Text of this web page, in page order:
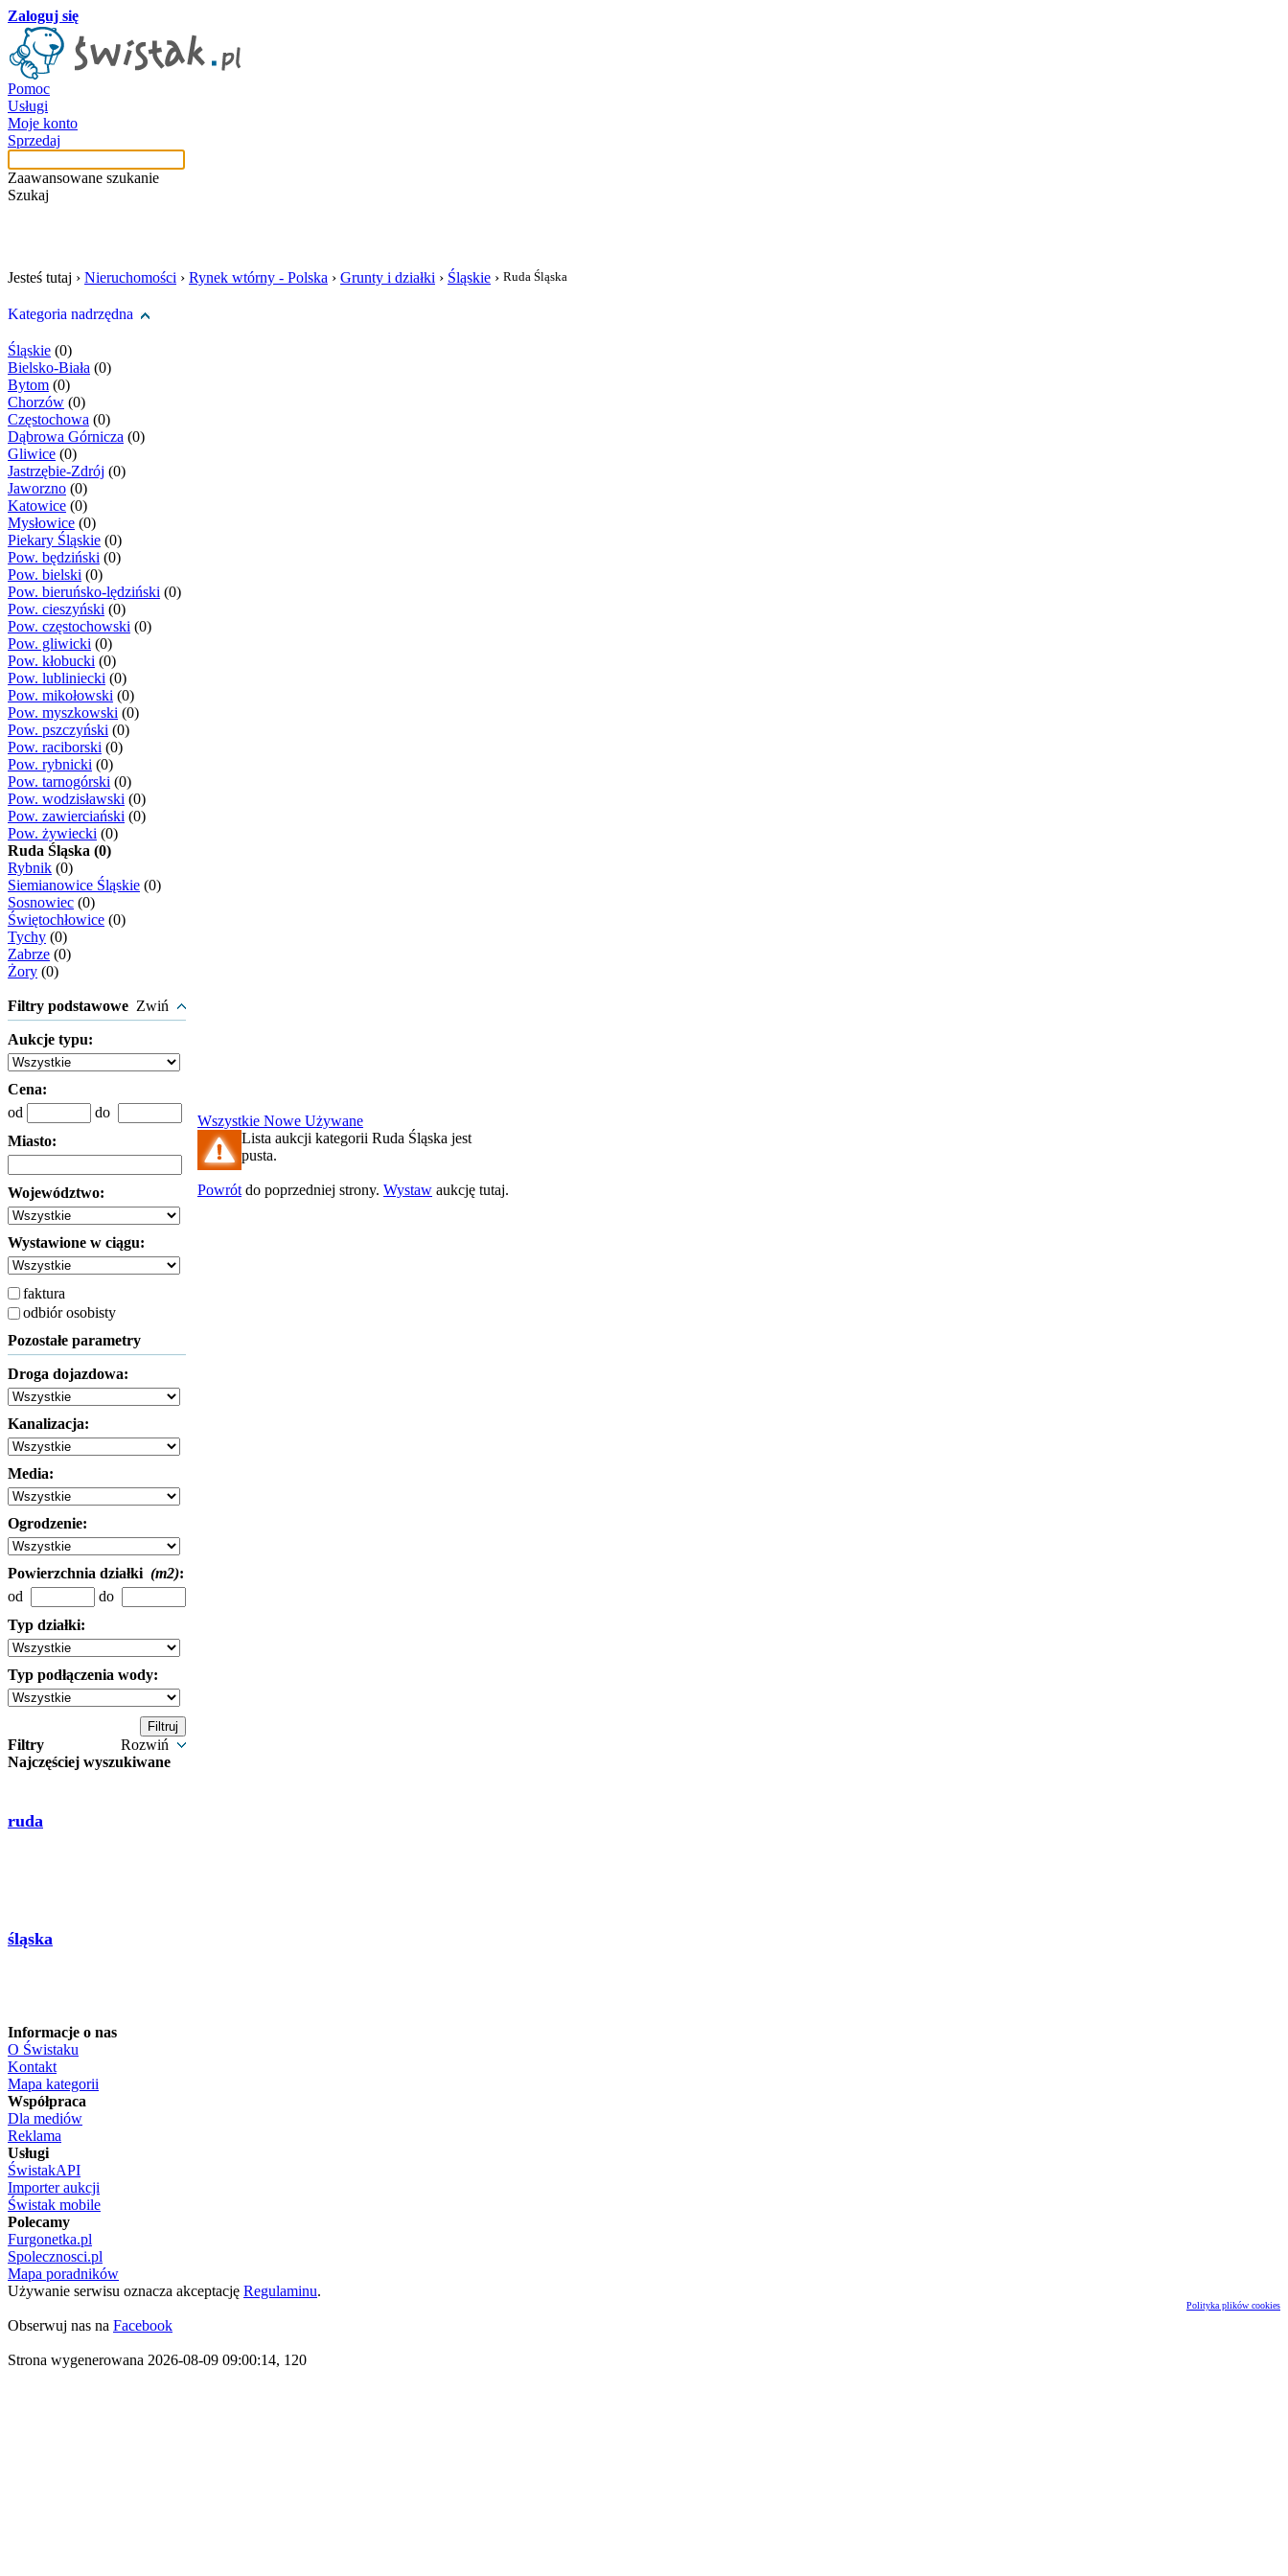
Zaloguj się
Pomoc
Usługi
Moje konto
Sprzedaj
Zaawansowane szukanie
Szukaj
Jesteś tutaj › Nieruchomości › Rynek wtórny - Polska › Grunty i działki › Śląskie › Ruda Śląska
Kategoria nadrzędna
Śląskie (0)
Bielsko-Biała (0)
Bytom (0)
Chorzów (0)
Częstochowa (0)
Dąbrowa Górnicza (0)
Gliwice (0)
Jastrzębie-Zdrój (0)
Jaworzno (0)
Katowice (0)
Mysłowice (0)
Piekary Śląskie (0)
Pow. będziński (0)
Pow. bielski (0)
Pow. bieruńsko-lędziński (0)
Pow. cieszyński (0)
Pow. częstochowski (0)
Pow. gliwicki (0)
Pow. kłobucki (0)
Pow. lubliniecki (0)
Pow. mikołowski (0)
Pow. myszkowski (0)
Pow. pszczyński (0)
Pow. raciborski (0)
Pow. rybnicki (0)
Pow. tarnogórski (0)
Pow. wodzisławski (0)
Pow. zawierciański (0)
Pow. żywiecki (0)
Ruda Śląska (0)
Rybnik (0)
Siemianowice Śląskie (0)
Sosnowiec (0)
Świętochłowice (0)
Tychy (0)
Zabrze (0)
Żory (0)
Filtry podstawowe Zwiń
Aukcje typu:
Cena:
od
do
Miasto:
Województwo:
Wystawione w ciągu:
faktura
odbiór osobisty
Pozostałe parametry
Droga dojazdowa:
Kanalizacja:
Media:
Ogrodzenie:
Powierzchnia działki (m2):
od
do
Typ działki:
Typ podłączenia wody:
Filtry
Rozwiń
Najczęściej wyszukiwane
ruda
śląska
Wszystkie Nowe Używane
Lista aukcji kategorii Ruda Śląska jest
pusta.
Powrót do poprzedniej strony. Wystaw aukcję tutaj.
Informacje o nas
O Świstaku
Kontakt
Mapa kategorii
Współpraca
Dla mediów
Reklama
Usługi
ŚwistakAPI
Importer aukcji
Świstak mobile
Polecamy
Furgonetka.pl
Spolecznosci.pl
Mapa poradników
Używanie serwisu oznacza akceptację Regulaminu.
Polityka plików cookies
Obserwuj nas na Facebook
Strona wygenerowana 2026-08-09 09:00:14, 120